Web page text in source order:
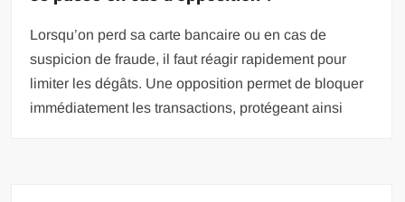
Lorsqu’on perd sa carte bancaire ou en cas de
suspicion de fraude, il faut réagir rapidement pour
limiter les dégâts. Une opposition permet de bloquer
immédiatement les transactions, protégeant ainsi